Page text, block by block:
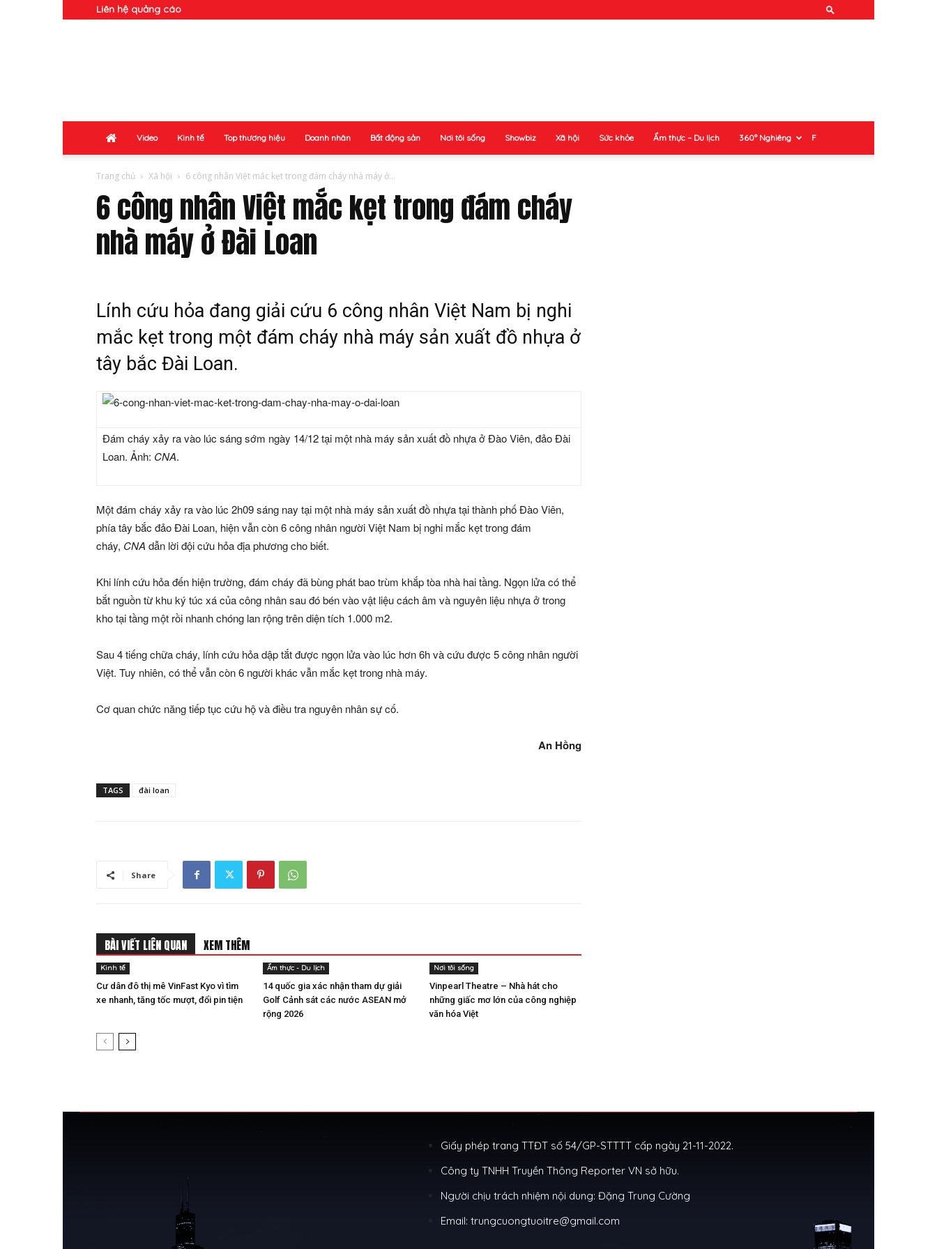
Liên hệ quảng cáo
Video Kinh tế Top thương hiệu Doanh nhân Bất động sản Nơi tôi sống Showbiz Xã hội Sức khỏe Ẩm thực – Du lịch 360° Nghiêng F
Trang chủ Xã hội 6 công nhân Việt mắc kẹt trong đám cháy nhà máy ở...
6 công nhân Việt mắc kẹt trong đám cháy
nhà máy ở Đài Loan
Lính cứu hỏa đang giải cứu 6 công nhân Việt Nam bị nghi
mắc kẹt trong một đám cháy nhà máy sản xuất đồ nhựa ở
tây bắc Đài Loan.
Đám cháy xảy ra vào lúc sáng sớm ngày 14/12 tại một nhà máy sản xuất đồ nhựa ở Đào Viên, đảo Đài
Loan. Ảnh: CNA.
Một đám cháy xảy ra vào lúc 2h09 sáng nay tại một nhà máy sản xuất đồ nhựa tại thành phố Đào Viên,
phía tây bắc đảo Đài Loan, hiện vẫn còn 6 công nhân người Việt Nam bị nghi mắc kẹt trong đám
cháy, CNA dẫn lời đội cứu hỏa địa phương cho biết.
Khi lính cứu hỏa đến hiện trường, đám cháy đã bùng phát bao trùm khắp tòa nhà hai tầng. Ngọn lửa có thể
bắt nguồn từ khu ký túc xá của công nhân sau đó bén vào vật liệu cách âm và nguyên liệu nhựa ở trong
kho tại tầng một rồi nhanh chóng lan rộng trên diện tích 1.000 m2.
Sau 4 tiếng chữa cháy, lính cứu hỏa dập tắt được ngọn lửa vào lúc hơn 6h và cứu được 5 công nhân người
Việt. Tuy nhiên, có thể vẫn còn 6 người khác vẫn mắc kẹt trong nhà máy.
Cơ quan chức năng tiếp tục cứu hộ và điều tra nguyên nhân sự cố.
An Hồng
TAGS đài loan
Share
BÀI VIẾT LIÊN QUAN XEM THÊM
Kinh tế
Cư dân đô thị mê VinFast Kyo vì tìm
xe nhanh, tăng tốc mượt, đổi pin tiện
Ẩm thực - Du lịch
14 quốc gia xác nhận tham dự giải
Golf Cảnh sát các nước ASEAN mở
rộng 2026
Nơi tôi sống
Vinpearl Theatre – Nhà hát cho
những giấc mơ lớn của công nghiệp
văn hóa Việt
Giấy phép trang TTĐT số 54/GP-STTTT cấp ngày 21-11-2022.
Công ty TNHH Truyền Thông Reporter VN sở hữu.
Người chịu trách nhiệm nội dung: Đặng Trung Cường
Email: trungcuongtuoitre@gmail.com